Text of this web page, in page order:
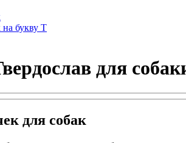
букву Т
для
для собак